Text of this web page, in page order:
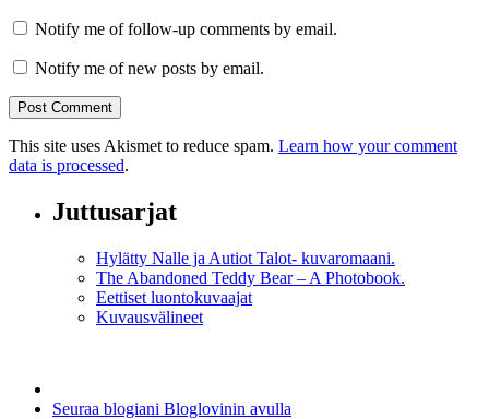
Notify me of follow-up comments by email.
Notify me of new posts by email.
This site uses Akismet to reduce spam. Learn how your comment
data is processed.
Juttusarjat
Hylätty Nalle ja Autiot Talot- kuvaromaani.
The Abandoned Teddy Bear – A Photobook.
Eettiset luontokuvaajat
Kuvausvälineet
Seuraa blogiani Bloglovinin avulla